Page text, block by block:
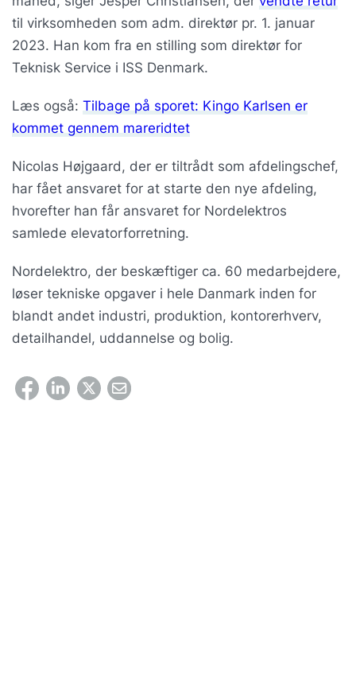
til virksomheden som adm. direktør pr. 1. januar
2023. Han kom fra en stilling som direktør for
Teknisk Service i ISS Denmark.
Læs også: Tilbage på sporet: Kingo Karlsen er
kommet gennem mareridtet
Nicolas Højgaard, der er tiltrådt som afdelingschef,
har fået ansvaret for at starte den nye afdeling,
hvorefter han får ansvaret for Nordelektros
samlede elevatorforretning.
Nordelektro, der beskæftiger ca. 60 medarbejdere,
løser tekniske opgaver i hele Danmark inden for
blandt andet industri, produktion, kontorerhverv,
detailhandel, uddannelse og bolig.